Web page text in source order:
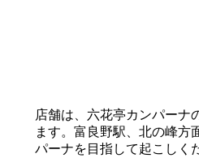
店舗は、六花亭カンパーナ
ます。富良野駅、北の峰方
パーナを目指して起こしく